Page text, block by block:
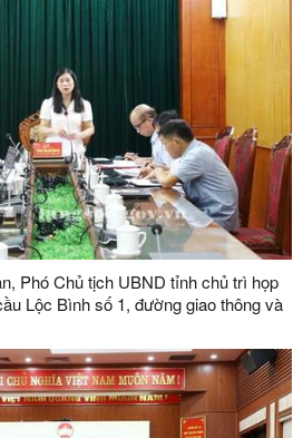
Phó Chủ tịch UBND tỉnh chủ trì họp
Lộc Bình số 1, đường giao thông và